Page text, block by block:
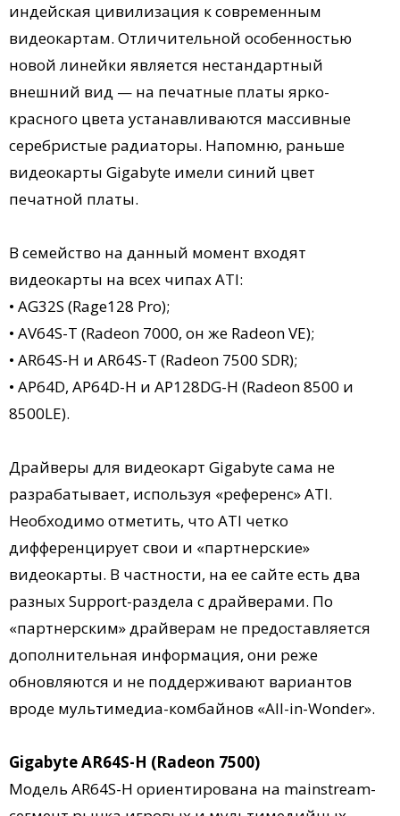
индейская цивилизация к современным
видеокартам. Отличительной особенностью
новой линейки является нестандартный
внешний вид — на печатные платы ярко-
красного цвета устанавливаются массивные
серебристые радиаторы. Напомню, раньше
видеокарты Gigabyte имели синий цвет
печатной платы.
В семейство на данный момент входят
видеокарты на всех чипах ATI:
• AG32S (Rage128 Pro);
• AV64S-T (Radeon 7000, он же Radeon VE);
• AR64S-H и AR64S-T (Radeon 7500 SDR);
• AP64D, AP64D-H и AP128DG-H (Radeon 8500 и
8500LE).
Драйверы для видеокарт Gigabyte сама не
разрабатывает, используя «референс» ATI.
Необходимо отметить, что ATI четко
дифференцирует свои и «партнерские»
видеокарты. В частности, на ее сайте есть два
разных Support-раздела с драйверами. По
«партнерским» драйверам не предоставляется
дополнительная информация, они реже
обновляются и не поддерживают вариантов
вроде мультимедиа-комбайнов «All-in-Wonder».
Gigabyte AR64S-H (Radeon 7500)
Модель AR64S-H ориентирована на mainstream-